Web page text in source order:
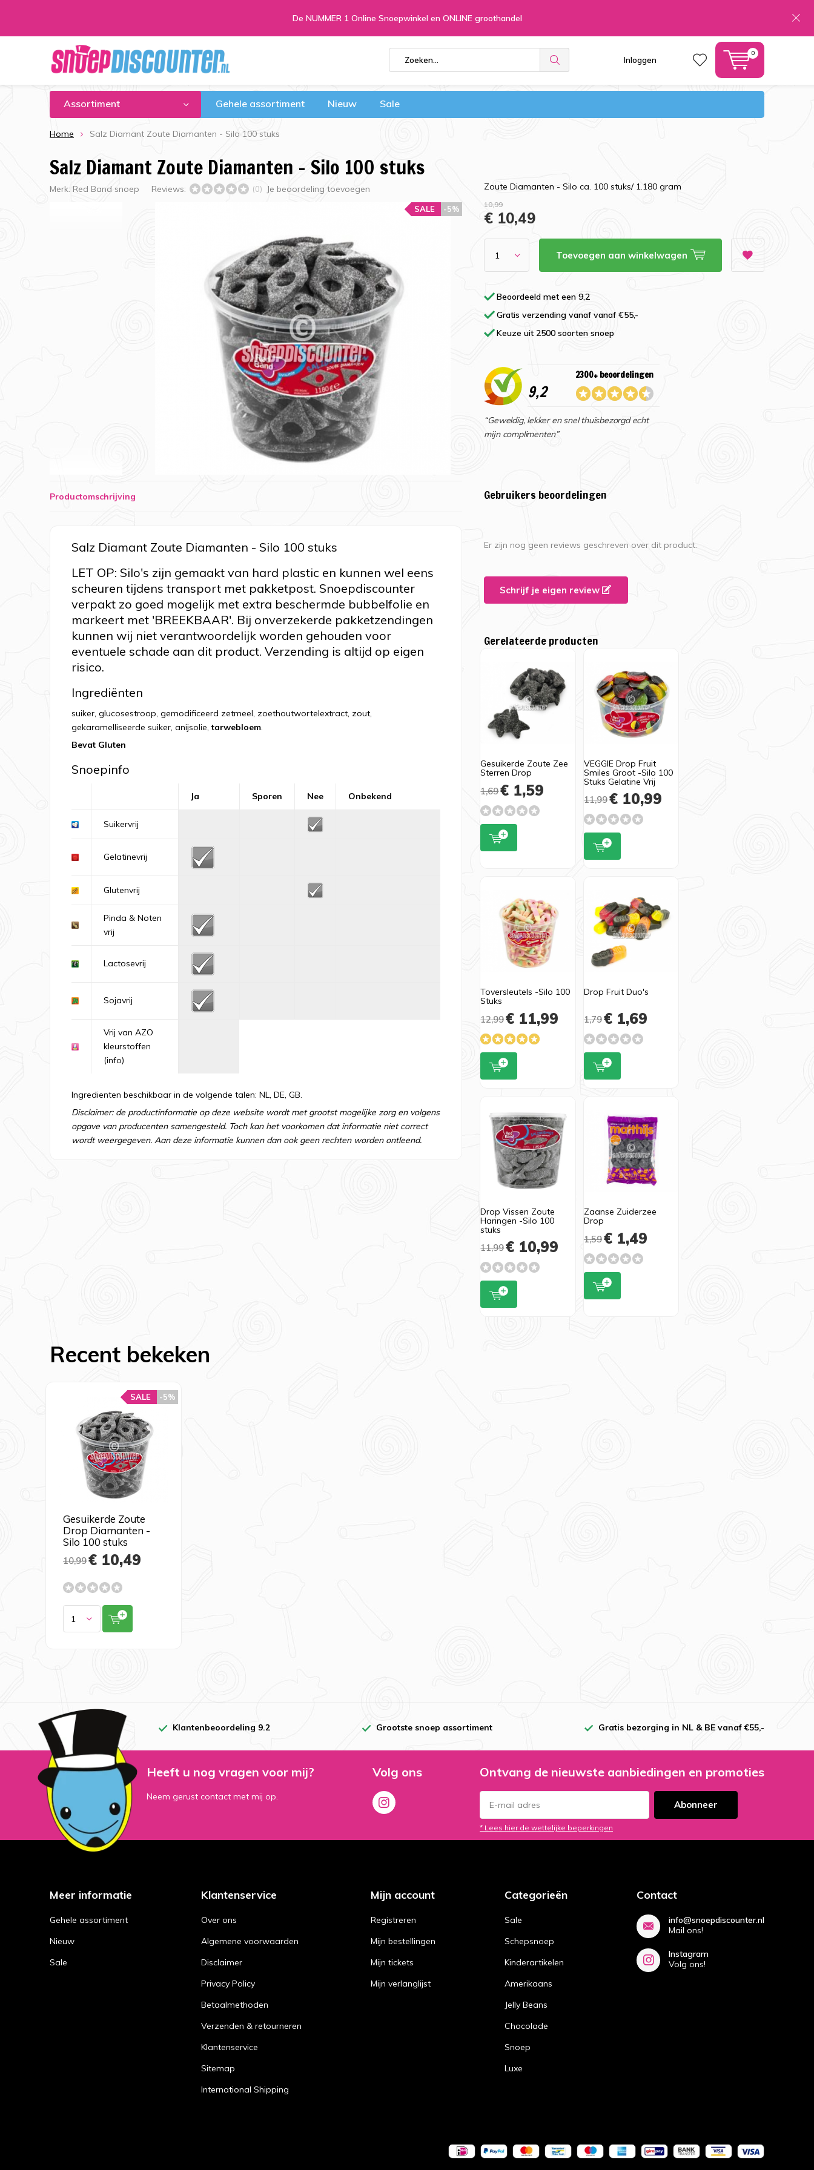
Inloggen
0
De NUMMER 1 Online Snoepwinkel en ONLINE groothandel
Assortiment Gehele assortiment Nieuw Sale
Home Salz Diamant Zoute Diamanten - Silo 100 stuks
Salz Diamant Zoute Diamanten - Silo 100 stuks
Merk: Red Band snoep Reviews: (0) Je beoordeling toevoegen
-5%
SALE
Zoute Diamanten - Silo ca. 100 stuks/ 1.180 gram
10,99
€ 10,49
Toevoegen aan winkelwagen
Beoordeeld met een 9,2
Gratis verzending vanaf vanaf €55,-
Keuze uit 2500 soorten snoep
9,2
2300+ beoordelingen
“Geweldig, lekker en snel thuisbezorgd echt
mijn complimenten”
Productomschrijving
Salz Diamant Zoute Diamanten - Silo 100 stuks
LET OP: Silo's zijn gemaakt van hard plastic en kunnen wel eens
scheuren tijdens transport met pakketpost. Snoepdiscounter
verpakt zo goed mogelijk met extra beschermde bubbelfolie en
markeert met 'BREEKBAAR'. Bij onverzekerde pakketzendingen
kunnen wij niet verantwoordelijk worden gehouden voor
eventuele schade aan dit product. Verzending is altijd op eigen
risico.
Ingrediënten
suiker, glucosestroop, gemodificeerd zetmeel, zoethoutwortelextract, zout,
gekaramelliseerde suiker, anijsolie,tarwebloem.
Bevat Gluten
Snoepinfo
Ja Sporen Nee Onbekend
Suikervrij
Gelatinevrij
Glutenvrij
Pinda & Noten
vrij
Lactosevrij
Sojavrij
Vrij van AZO
kleurstoffen
(info)
Ingredienten beschikbaar in de volgende talen: NL, DE, GB.
Disclaimer: de productinformatie op deze website wordt met grootst mogelijke zorg en volgens
opgave van producenten samengesteld. Toch kan het voorkomen dat informatie niet correct
wordt weergegeven. Aan deze informatie kunnen dan ook geen rechten worden ontleend.
Gebruikers beoordelingen
Er zijn nog geen reviews geschreven over dit product.
Schrijf je eigen review
Gerelateerde producten
Gesuikerde Zoute Zee
Sterren Drop
1,69€ 1,59
VEGGIE Drop Fruit
Smiles Groot -Silo 100
Stuks Gelatine Vrij
11,99€ 10,99
Toversleutels -Silo 100
Stuks
12,99€ 11,99
Drop Fruit Duo's
1,79€ 1,69
Drop Vissen Zoute
Haringen -Silo 100
stuks
11,99€ 10,99
Zaanse Zuiderzee
Drop
1,59€ 1,49
Recent bekeken
Gesuikerde Zoute
Drop Diamanten -
Silo 100 stuks
-5%
SALE
10,99€ 10,49
Klantenbeoordeling 9.2 Grootste snoep assortiment Gratis bezorging in NL & BE vanaf €55,-
Heeft u nog vragen voor mij?
Neem gerust contact met mij op.
Volg ons Ontvang de nieuwste aanbiedingen en promoties
Abonneer
* Lees hier de wettelijke beperkingen
Meer informatie
Gehele assortiment
Nieuw
Sale
Klantenservice
Over ons
Algemene voorwaarden
Disclaimer
Privacy Policy
Betaalmethoden
Verzenden & retourneren
Klantenservice
Sitemap
International Shipping
Mijn account
Registreren
Mijn bestellingen
Mijn tickets
Mijn verlanglijst
Categorieën
Sale
Schepsnoep
Kinderartikelen
Amerikaans
Jelly Beans
Chocolade
Snoep
Luxe
Contact
info@snoepdiscounter.nl
Mail ons!
Instagram
Volg ons!